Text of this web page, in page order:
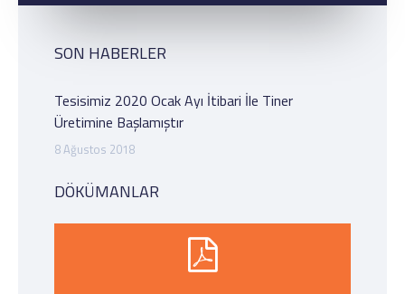
SON HABERLER
Tesisimiz 2020 Ocak Ayı İtibari İle Tiner
Üretimine Başlamıştır
8 Ağustos 2018
DÖKÜMANLAR